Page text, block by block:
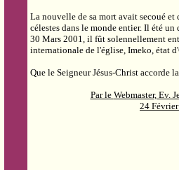
La nouvelle de sa mort avait secoué et
célestes dans le monde entier. Il été
30 Mars 2001, il fût solennellement
internationale de l'église,Imeko, état d'
Que le Seigneur Jésus-Christ accorde
Par le Webmaster, Ev.
24